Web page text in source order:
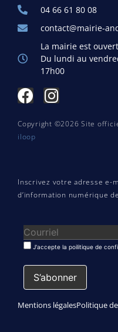
04 66 61 80 08
contact@mairie-
La mairie est
Du lundi au
17h00
Copyright ©2026 Site
iloop
Inscrivez votre adresse e-
d’information numérique
J'accepte la poilitique de
Mentions légalesPolitique